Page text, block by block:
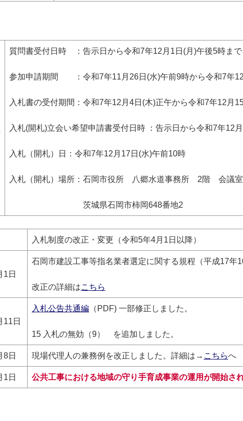
質問書受付日時 ：告示日から令和7年12月1日(月)午後5時まで
参加申請期間 ：令和7年11月26日(水)午前9時から令和7年
入札書の受付期間：令和7年12月4日(木)正午から令和7年12月
入札(開札)立会い希望申請書受付日時 ：告示日から令和7年12
入札（開札）日：令和7年12月17日(水)午前10時
入札（開札）場所：石岡市役所 八郷水道事務所 2階 会議室
茨城県石岡市柿岡648番地2
入札制度の改正・変更（令和5年4月1日以降）
1日
石岡市建設工事等指名業者選定に関する規程（平成17年
改正の詳細はこちら
11日
入札公告共通編 （PDF) 一部修正しました。
15 入札の無効（9） を追加しました。
8日 現場代理人の兼務例を改正しました。詳細は→ こちらへ
1日 公共工事における地域の守り手育成事業の運用が開始され